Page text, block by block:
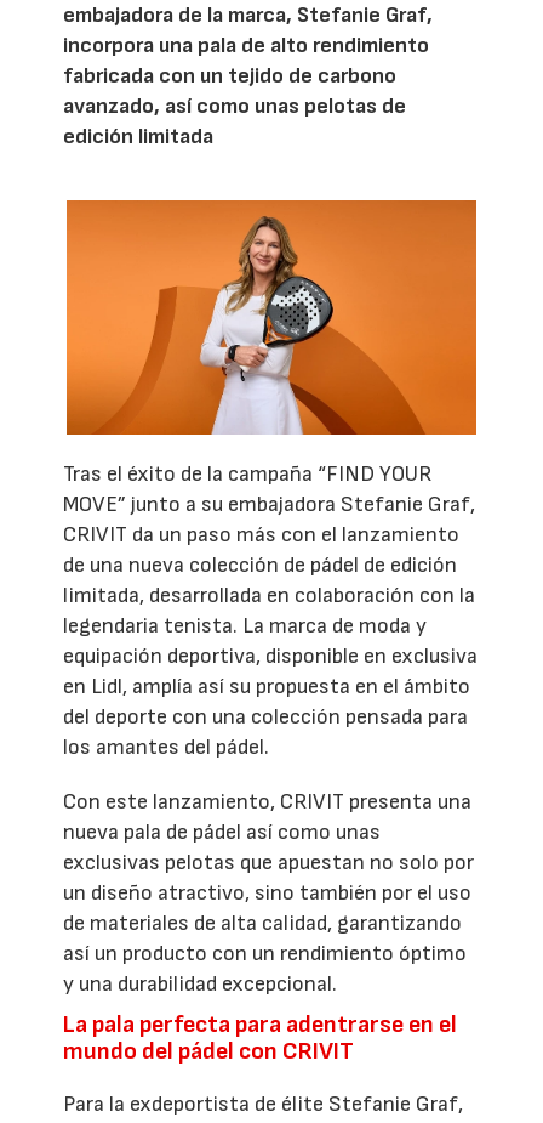
embajadora de la marca, Stefanie Graf,
incorpora una pala de alto rendimiento
fabricada con un tejido de carbono
avanzado, así como unas pelotas de
edición limitada
Tras el éxito de la campaña “FIND YOUR
MOVE” junto a su embajadora Stefanie Graf,
CRIVIT da un paso más con el lanzamiento
de una nueva colección de pádel de edición
limitada, desarrollada en colaboración con la
legendaria tenista. La marca de moda y
equipación deportiva, disponible en exclusiva
en Lidl, amplía así su propuesta en el ámbito
del deporte con una colección pensada para
los amantes del pádel.
Con este lanzamiento, CRIVIT presenta una
nueva pala de pádel así como unas
exclusivas pelotas que apuestan no solo por
un diseño atractivo, sino también por el uso
de materiales de alta calidad, garantizando
así un producto con un rendimiento óptimo
y una durabilidad excepcional.
La pala perfecta para adentrarse en el
mundo del pádel con CRIVIT
Para la exdeportista de élite Stefanie Graf,